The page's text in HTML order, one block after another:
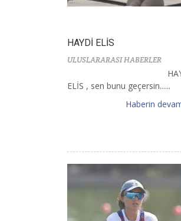
HAYDİ ELİS
ULUSLARARASI HABERLER
ELİS , sen bunu geçersin......
Haberin